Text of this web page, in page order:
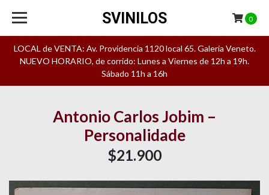
LOCAL de VENTA: Av. Providencia 1120 local 65. Galeria Veneto.
NUEVO HORARIO, de corrido: Lunes a Viernes de 12h a 19h.
Sábado 11h a 16h
SVINILOS 0
Antonio Carlos Jobim –
Personalidade
$21.900